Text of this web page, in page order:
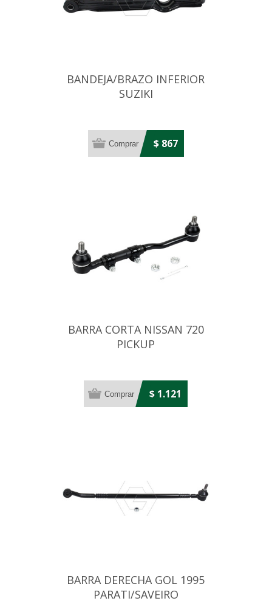
BANDEJA/BRAZO INFERIOR
SUZIKI
$ 867
BARRA CORTA NISSAN 720
PICKUP
$ 1.121
BARRA DERECHA GOL 1995
PARATI/SAVEIRO